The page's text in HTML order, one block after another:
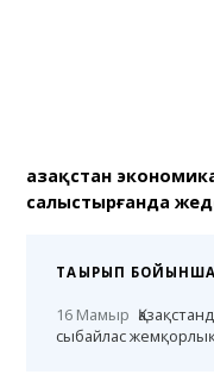
Қазақстан
салыстырғанда
ТАҚЫРЫП
16 Мамыр
сыбайлас